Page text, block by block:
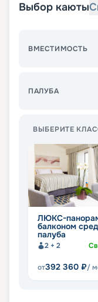
Выбор каюты
ВМЕСТИМОСТЬ
ПАЛУБА
ВЫБЕРИТЕ
ЛЮКС-
балконом
палуба
2 + 2
от392 360 ₽/